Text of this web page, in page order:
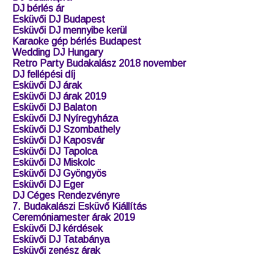
DJ bérlés ár
Esküvői DJ Budapest
Esküvői DJ mennyibe kerül
Karaoke gép bérlés Budapest
Wedding DJ Hungary
Retro Party Budakalász 2018 november
DJ fellépési díj
Esküvői DJ árak
Esküvői DJ árak 2019
Esküvői DJ Balaton
Esküvői DJ Nyíregyháza
Esküvői DJ Szombathely
Esküvői DJ Kaposvár
Esküvői DJ Tapolca
Esküvői DJ Miskolc
Esküvői DJ Gyöngyös
Esküvői DJ Eger
DJ Céges Rendezvényre
7. Budakalászi Esküvő Kiállítás
Ceremóniamester árak 2019
Esküvői DJ kérdések
Esküvői DJ Tatabánya
Esküvői zenész árak